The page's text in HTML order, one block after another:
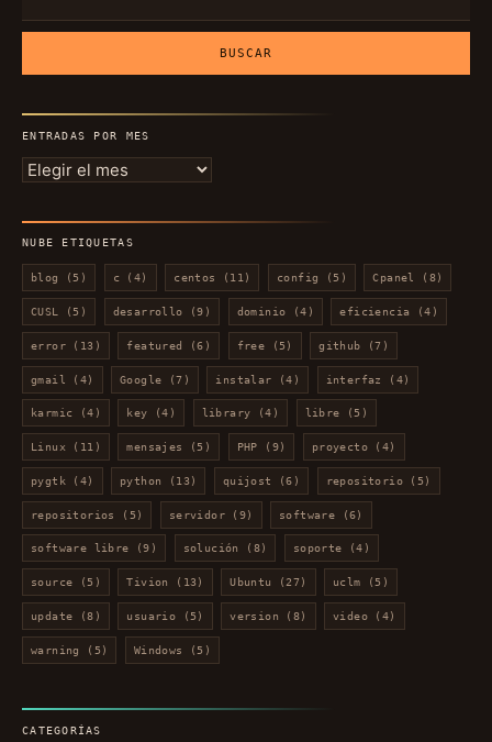
ENTRADAS POR MES
Entradas
NUBE ETIQUETAS
blog (5) c (4) centos (11) config (5) Cpanel (8)
CUSL (5) desarrollo (9) dominio (4) eficiencia (4)
error(13) featured (6) free (5) github (7)
gmail (4) Google (7) instalar (4) interfaz (4)
karmic (4) key (4) library (4) libre (5)
Linux (11) mensajes (5) PHP (9) proyecto (4)
pygtk (4) python (13) quijost (6) repositorio (5)
repositorios (5) servidor(9) software (6)
software libre (9) solución (8) soporte (4)
source (5) Tivion (13) Ubuntu (27) uclm (5)
update (8) usuario (5) version (8) video (4)
warning (5) Windows (5)
CATEGORÍAS